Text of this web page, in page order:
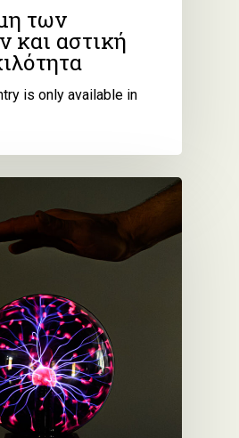
των
και αστική
is only available in